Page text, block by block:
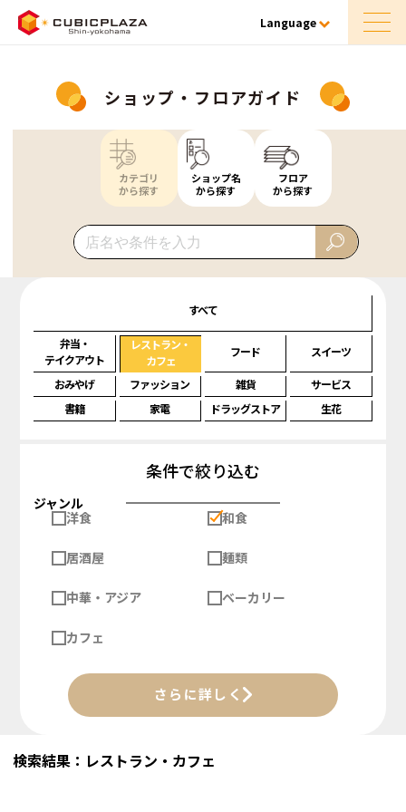
Language
ショップ・フロアガイド
カテゴリ
から探す
ショップ名
から探す
フロア
から探す
すべて
弁当・
テイクアウト
レストラン・
カフェ
フード スイーツ
おみやげ ファッション 雑貨
サービス
書籍
家電 ドラッグストア 生花
条件で絞り込む
ジャンル
洋食
和食
居酒屋 麺類
中華・アジア ベーカリー
カフェ
さらに詳しく
検索結果：レストラン・カフェ